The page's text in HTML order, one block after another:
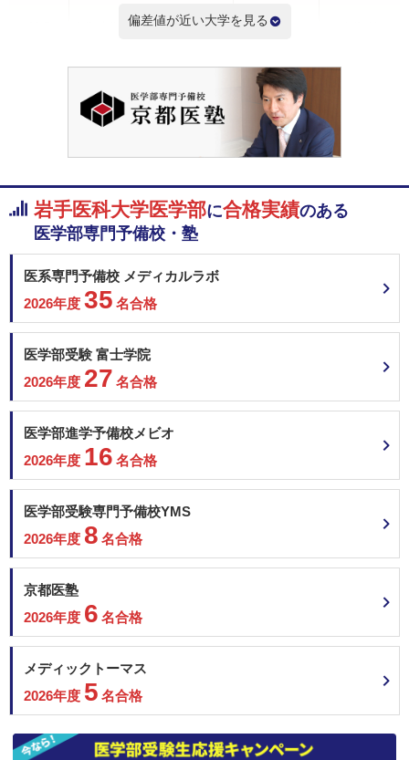
国公立
旭川医科大学 国公立
秋田大学 国公立
偏差値ランキングを見る
偏差値が近い大学を見る
岩手医科大学医学部に合格実績のある
医学部専門予備校・塾
医系専門予備校 メディカルラボ
2026年度 35 名合格
医学部受験 富士学院
2026年度 27 名合格
医学部進学予備校メビオ
2026年度 16 名合格
医学部受験専門予備校YMS
2026年度 8 名合格
京都医塾
2026年度 6 名合格
メディックトーマス
2026年度 5 名合格